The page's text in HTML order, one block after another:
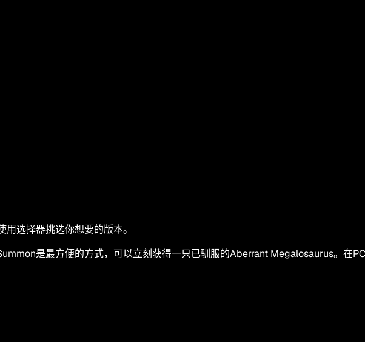
选择器挑选你想要的版本。
是最方便的方式，可以立刻获得一只已驯服的Aberrant Megalosaurus。在PC